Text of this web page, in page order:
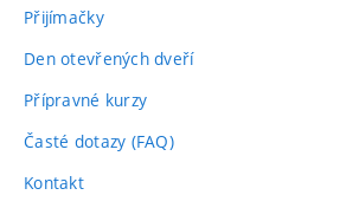
Přijímačky
Den otevřených dveří
Přípravné kurzy
Časté dotazy (FAQ)
Kontakt